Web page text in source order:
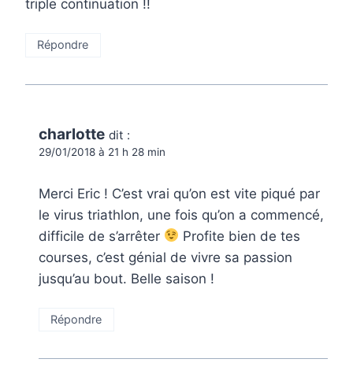
triple continuation !!
Répondre
charlotte dit :
29/01/2018 à 21 h 28 min
Merci Eric ! C’est vrai qu’on est vite piqué par
le virus triathlon, une fois qu’on a commencé,
difficile de s’arrêter
Profite bien de tes
courses, c’est génial de vivre sa passion
jusqu’au bout. Belle saison !
Répondre